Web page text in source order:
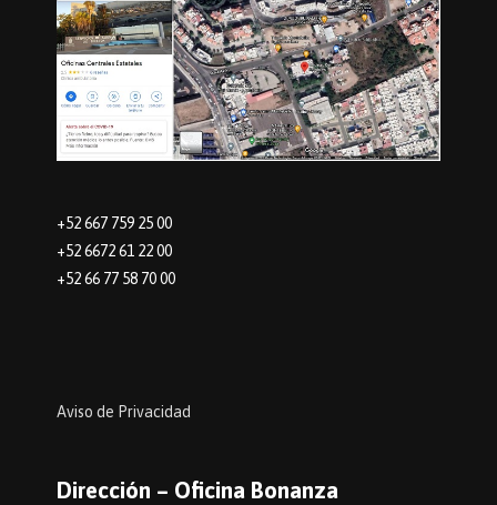
+52 667 759 25 00
+52 6672 61 22 00
+52 66 77 58 70 00
Aviso de Privacidad
Dirección – Oficina Bonanza